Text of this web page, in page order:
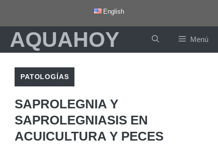
contenido
English
AQUAHOY Menú
PATOLOGÍAS
SAPROLEGNIA Y
SAPROLEGNIASIS EN
ACUICULTURA Y PECES